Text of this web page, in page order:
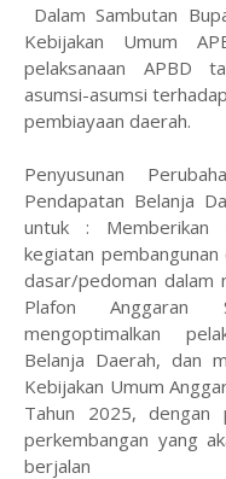
Dalam Sambutan
Kebijakan Umum
pelaksanaan APBD
asumsi-asumsi
pembiayaan daerah.
Penyusunan
Pendapatan Belanja
untuk : Memberikan
kegiatan
dasar/pedoman dalam
Plafon Anggaran
mengoptimalkan
Belanja Daerah, dan
Kebijakan Umum
Tahun 2025, dengan
perkembangan yang
berjalan